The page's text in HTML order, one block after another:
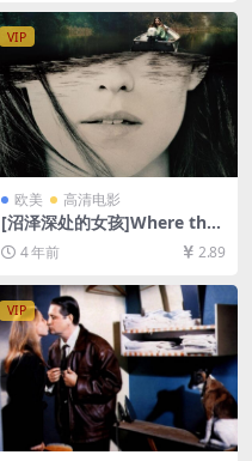
VIP
欧美 高清电影
[沼泽深处的女孩]Where the
Crawdads Sing (2022)[百度
网盘+迅雷云盘资源1080P超
清未删减][MP4/7.8GB][中英
字幕]
4 年前 2.89
VIP